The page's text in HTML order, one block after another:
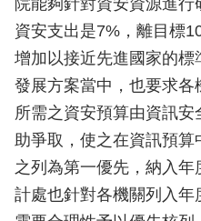
院能夠針對資安資源進
資安支出是7%，離目標
增加以接近先進國家的
發展方案當中，也要求各
所需之資安預算由資訊
助爭取，使之在資訊預
之列為第一優先，納入
計處也針對各機關列入